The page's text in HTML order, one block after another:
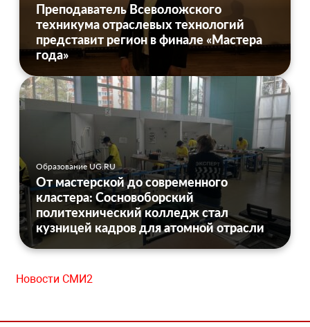
Преподаватель Всеволожского
техникума отраслевых технологий
представит регион в финале «Мастера
года»
Образование UG.RU
От мастерской до современного
кластера: Сосновоборский
политехнический колледж стал
кузницей кадров для атомной отрасли
Новости СМИ2